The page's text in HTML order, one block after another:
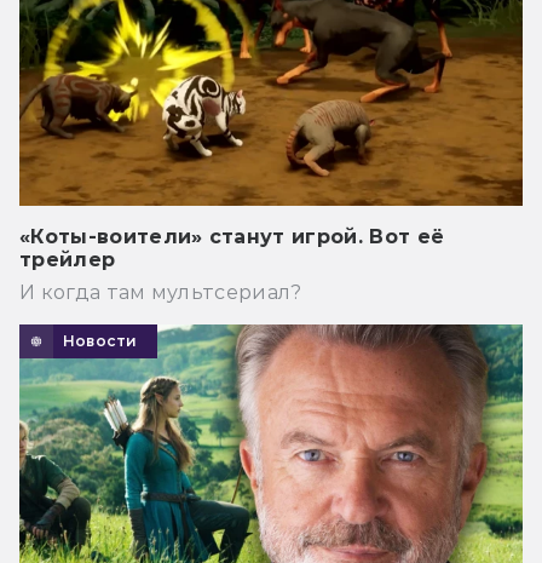
«Коты-воители» станут игрой. Вот её
трейлер
И когда там мультсериал?
Новости